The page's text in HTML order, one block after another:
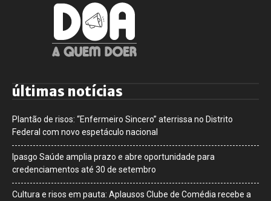
últimas notícias
Plantão de risos: “Enfermeiro Sincero” aterrissa no Distrito
Federal com novo espetáculo nacional
Ipasgo Saúde amplia prazo e abre oportunidade para
credenciamentos até 30 de setembro
Cultura e risos em pauta: Aplausos Clube de Comédia recebe a